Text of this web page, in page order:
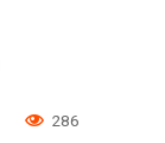
286